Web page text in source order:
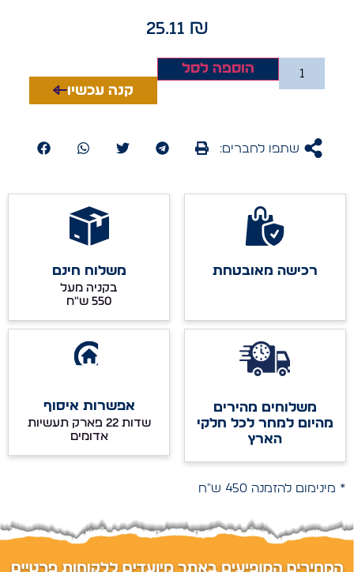
25.11₪
הוספה לסל
קנה עכשיו
שתפו לחברים:
רכישה מאובטחת משלוח חינם
בקניה מעל
משלוחים מהירים
מהיום למחר לכל חלקי
הארץ
אפשרות איסוף
שדות 22 פארק תעשיות
אדומים
* מינימום להזמנה 450 ש"ח